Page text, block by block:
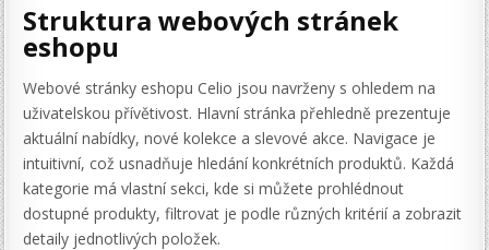
Struktura webových stránek
eshopu
Webové stránky eshopu Celio jsou navrženy s ohledem na
uživatelskou přívětivost. Hlavní stránka přehledně prezentuje
aktuální nabídky, nové kolekce a slevové akce. Navigace je
intuitivní, což usnadňuje hledání konkrétních produktů. Každá
kategorie má vlastní sekci, kde si můžete prohlédnout
dostupné produkty, filtrovat je podle různých kritérií a zobrazit
detaily jednotlivých položek.